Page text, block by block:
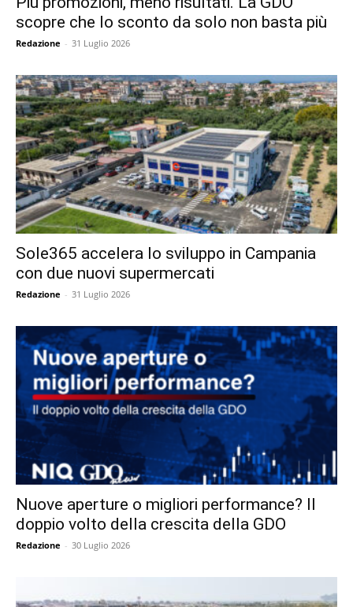
scopre che lo sconto da solo non basta più
Redazione - 31 Luglio 2026
Sole365 accelera lo sviluppo in Campania
con due nuovi supermercati
Redazione - 31 Luglio 2026
Nuove aperture o migliori performance? Il
doppio volto della crescita della GDO
Redazione - 30 Luglio 2026